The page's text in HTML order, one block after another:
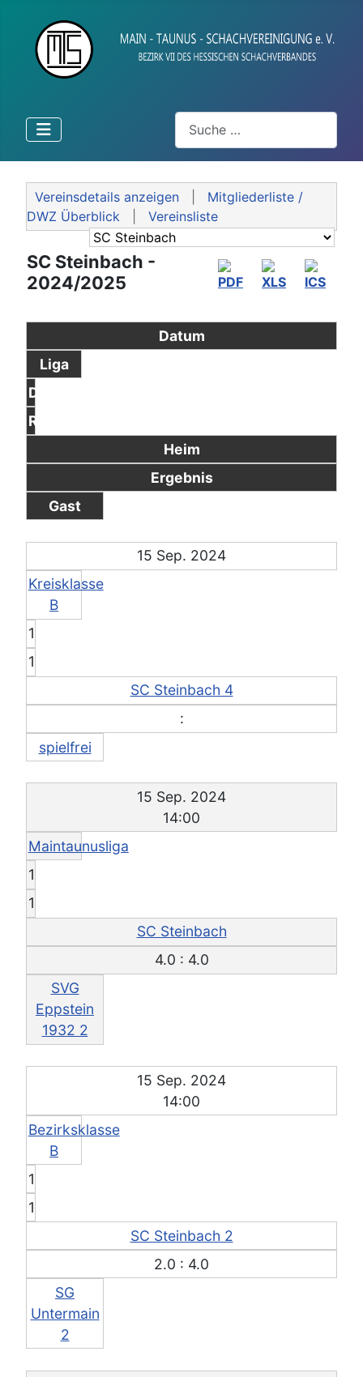
Suchen
Vereinsdetails anzeigen
Mitgliederliste /
DWZ Überblick
Vereinsliste
SC Steinbach -
2024/2025
Datum
Liga
Dg
Rd
Heim
Ergebnis
Gast
15 Sep. 2024
Kreisklasse
B
1
1
SC Steinbach 4
:
spielfrei
15 Sep. 2024
14:00
Maintaunusliga
1
1
SC Steinbach
4.0 : 4.0
SVG
Eppstein
1932 2
15 Sep. 2024
14:00
Bezirksklasse
B
1
1
SC Steinbach 2
2.0 : 4.0
SG
Untermain
2